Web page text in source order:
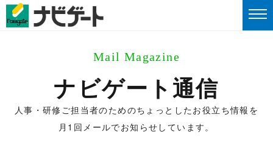
Mail Magazine
ナビゲート通信
人事・研修ご担当者のためのちょっとしたお役立ち情報を
月1回メールでお知らせしています。